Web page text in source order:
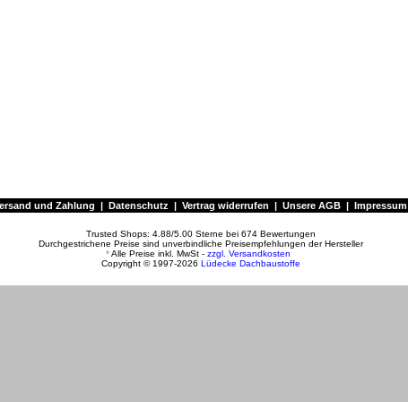
und Zahlung | Datenschutz | Vertrag widerrufen | Unsere AGB | Impressum
Trusted Shops: 4.88/5.00 Sterne bei 674 Bewertungen
Durchgestrichene Preise sind unverbindliche Preisempfehlungen der Hersteller
*Alle Preise inkl. MwSt - zzgl. Versandkosten
Copyright © 1997-2026 Lüdecke Dachbaustoffe